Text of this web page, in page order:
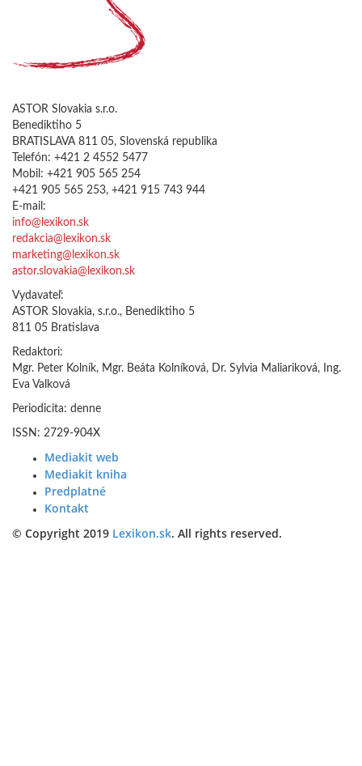
ASTOR Slovakia s.r.o.
Benediktiho 5
BRATISLAVA 811 05, Slovenská republika
Telefón: +421 2 4552 5477
Mobil: +421 905 565 254
+421 905 565 253, +421 915 743 944
E-mail:
info@lexikon.sk
redakcia@lexikon.sk
marketing@lexikon.sk
astor.slovakia@lexikon.sk
Vydavateľ:
ASTOR Slovakia, s.r.o., Benediktiho 5
811 05 Bratislava
Redaktori:
Mgr. Peter Kolník, Mgr. Beáta Kolníková, Dr. Sylvia Maliariková, Ing.
Eva Valková
Periodicita: denne
ISSN: 2729-904X
Mediakit web
Mediakit kniha
Predplatné
Kontakt
© Copyright 2019 Lexikon.sk. All rights reserved.